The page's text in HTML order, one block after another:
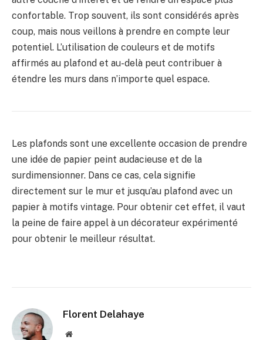
confortable. Trop souvent, ils sont considérés après
coup, mais nous veillons à prendre en compte leur
potentiel. L’utilisation de couleurs et de motifs
affirmés au plafond et au-delà peut contribuer à
étendre les murs dans n’importe quel espace.
Les plafonds sont une excellente occasion de prendre
une idée de papier peint audacieuse et de la
surdimensionner. Dans ce cas, cela signifie
directement sur le mur et jusqu’au plafond avec un
papier à motifs vintage. Pour obtenir cet effet, il vaut
la peine de faire appel à un décorateur expérimenté
pour obtenir le meilleur résultat.
Florent Delahaye
Site